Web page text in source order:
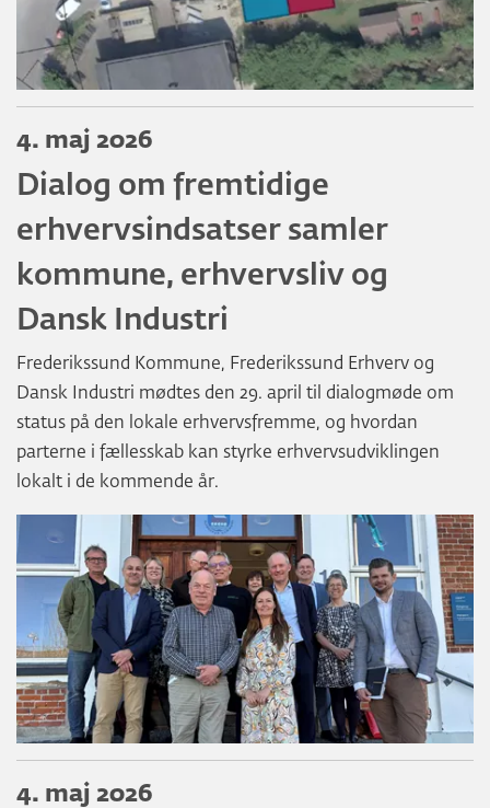
4. maj 2026
Dialog om fremtidige
erhvervsindsatser samler
kommune, erhvervsliv og
Dansk Industri
Frederikssund Kommune, Frederikssund Erhverv og
Dansk Industri mødtes den 29. april til dialogmøde om
status på den lokale erhvervsfremme, og hvordan
parterne i fællesskab kan styrke erhvervsudviklingen
lokalt i de kommende år.
4. maj 2026